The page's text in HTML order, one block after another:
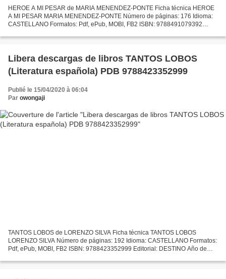
HEROE A MI PESAR de MARIA MENENDEZ-PONTE Ficha técnica HEROE
A MI PESAR MARIA MENENDEZ-PONTE Número de páginas: 176 Idioma:
CASTELLANO Formatos: Pdf, ePub, MOBI, FB2 ISBN: 9788491079392
Libera descargas de libros TANTOS LOBOS
(Literatura española) PDB 9788423352999
Publié le 15/04/2020 à 06:04
Par owongaji
TANTOS LOBOS de LORENZO SILVA Ficha técnica TANTOS LOBOS
LORENZO SILVA Número de páginas: 192 Idioma: CASTELLANO Formatos:
Pdf, ePub, MOBI, FB2 ISBN: 9788423352999 Editorial: DESTINO Año de